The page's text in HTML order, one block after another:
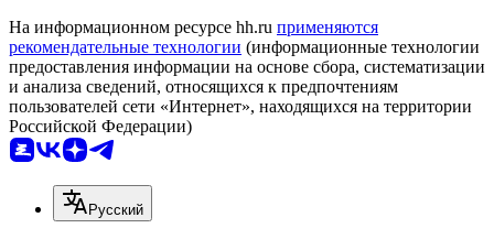
На информационном ресурсе hh.ru применяются
рекомендательные технологии (информационные технологии
предоставления информации на основе сбора, систематизации
и анализа сведений, относящихся к предпочтениям
пользователей сети «Интернет», находящихся на территории
Российской Федерации)
Русский